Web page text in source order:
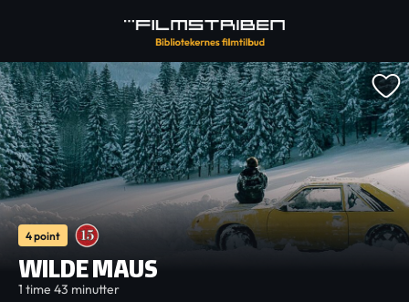
4 point
WILDE MAUS
1 time 43 minutter